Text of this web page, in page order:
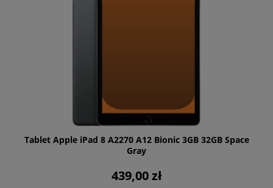
Tablet Apple iPad 8 A2270 A12 Bionic 3GB 32GB Space
Gray
439,00 zł